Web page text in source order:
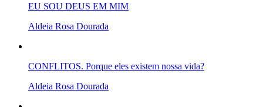
EU SOU DEUS EM MIM
Aldeia Rosa Dourada
CONFLITOS. Porque eles existem nossa vida?
Aldeia Rosa Dourada